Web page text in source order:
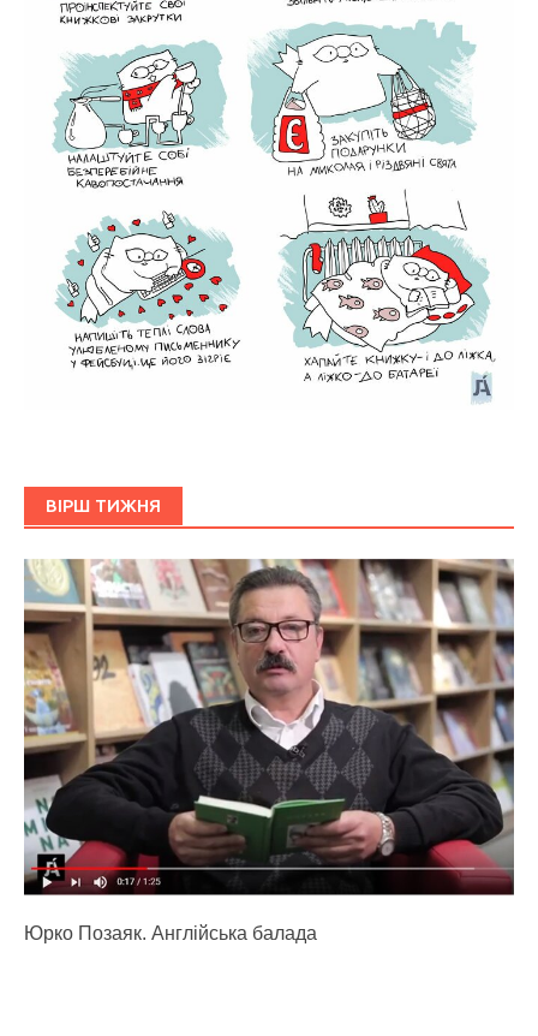
ВІРШ ТИЖНЯ
Юрко Позаяк. Англійська балада